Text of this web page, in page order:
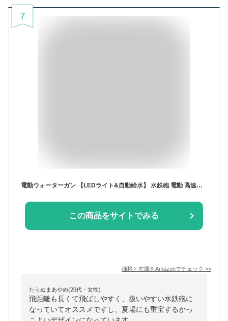
7
電動ウォーターガン 【LEDライト&自動給水】 水鉄砲 電動 高速連発 電動水鉄砲 大容量500ml 超強力飛距離 10m 子供用 大人 水遊びおもちゃ 水合戦 水掛合 海水浴 夏休み 夏の定番 (透明·黒)
この商品をサイトでみる
価格と在庫をAmazonでチェック >>
たらぬまあやめ(20代・女性)
飛距離も長くて飛ばしやすく、扱いやすい水鉄砲に
なっていてオススメですし、夏場にも重宝するかっ